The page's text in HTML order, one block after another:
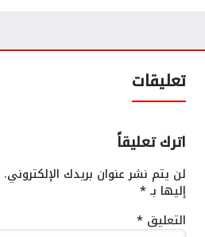
تعليقات
اترك تعليقاً
لن يتم نشر عنوان بريدك الإلكتروني.
إليها بـ*
التعليق *